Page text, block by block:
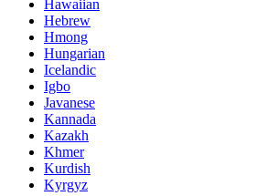
Hawaiian
Hebrew
Hmong
Hungarian
Icelandic
Igbo
Javanese
Kannada
Kazakh
Khmer
Kurdish
Kyrgyz